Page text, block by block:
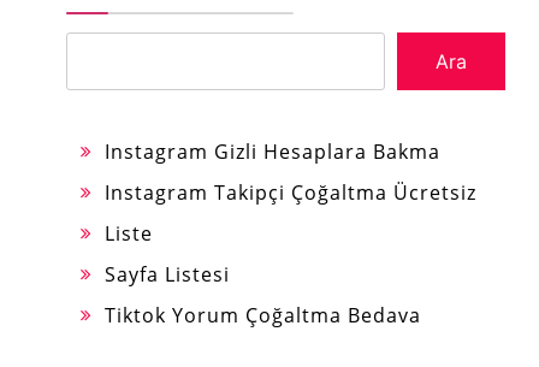
Ara
Instagram Gizli Hesaplara Bakma
Instagram Takipçi Çoğaltma Ücretsiz
Liste
Sayfa Listesi
Tiktok Yorum Çoğaltma Bedava